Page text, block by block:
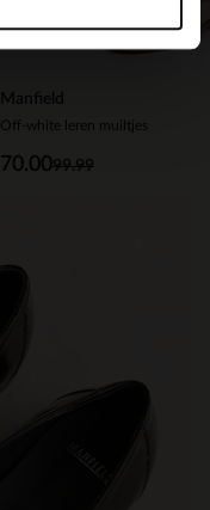
Manfield
Off-white leren muiltjes
99.99
70.00